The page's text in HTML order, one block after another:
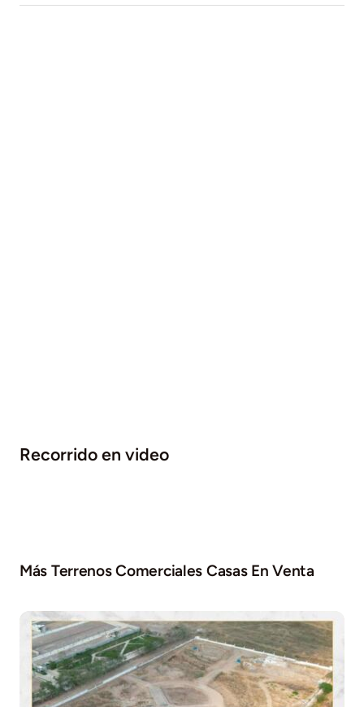
Recorrido en video
Más Terrenos Comerciales Casas En Venta